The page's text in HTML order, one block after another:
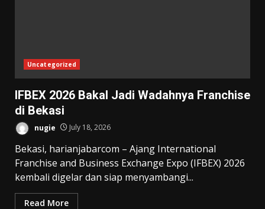
Uncategorized
IFBEX 2026 Bakal Jadi Wadahnya Franchise
di Bekasi
nugie July 18, 2026
Bekasi, harianjabarcom – Ajang International
Franchise and Business Exchange Expo (IFBEX) 2026
kembali digelar dan siap menyambangi...
Read More